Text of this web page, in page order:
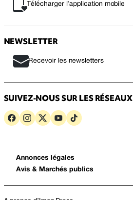
Télécharger l’application mobile
NEWSLETTER
Recevoir les newsletters
SUIVEZ-NOUS SUR LES RÉSEAUX
Annonces légales
Avis & Marchés publics